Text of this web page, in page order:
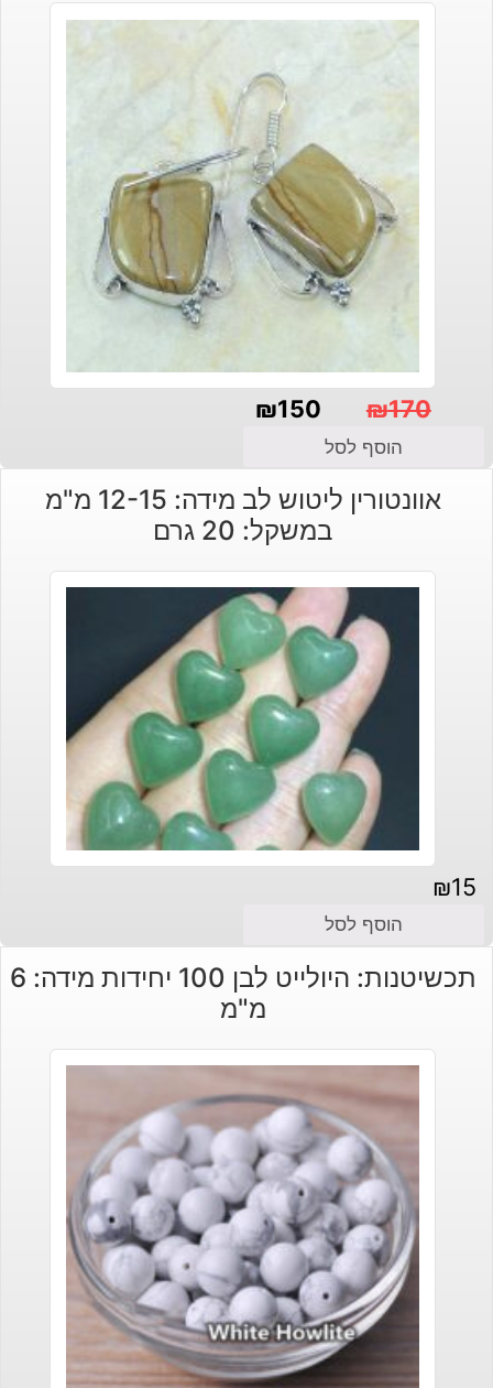
₪170
המקורי
היה:
₪150
הנוכחי
הוא:
הוסף לסל
אוונטורין ליטוש לב מידה: 12-15 מ"מ
במשקל: 20 גרם
₪15
הוסף לסל
תכשיטנות: היולייט לבן 100 יחידות מידה: 6
מ"מ